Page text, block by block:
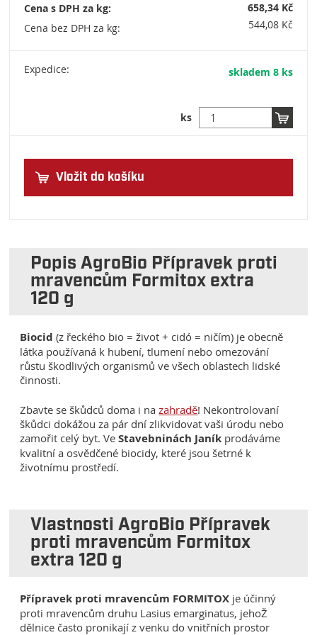
Cena s DPH za kg:
Cena bez DPH za kg:
658,34 Kč
544,08 Kč
Expedice: skladem 8 ks
ks
Vložit do košíku
Popis AgroBio Přípravek proti
mravencům Formitox extra
120 g
Biocid (z řeckého bio = život + cidó = ničím) je obecně
látka používaná k hubení, tlumení nebo omezování
růstu škodlivých organismů ve všech oblastech lidské
činnosti.
Zbavte se škůdců doma i nazahradě! Nekontrolovaní
škůdci dokážou za pár dní zlikvidovat vaši úrodu nebo
zamořit celý byt. VeStavebninách Janík prodáváme
kvalitní a osvědčené biocidy, které jsou šetrné k
životnímu prostředí.
Vlastnosti AgroBio Přípravek
proti mravencům Formitox
extra 120 g
Přípravek proti mravencům FORMITOX je účinný
proti mravencům druhu Lasius emarginatus, jehoŽ
dělnice často pronikají z venku do vnitřních prostor